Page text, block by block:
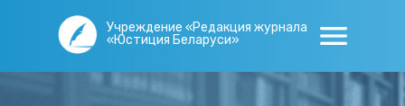
Учреждение «Редакция журнала
«Юстиция Беларуси»